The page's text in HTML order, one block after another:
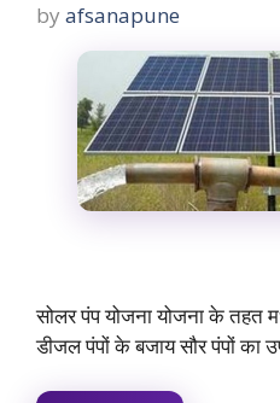
by afsanapune
सोलर पंप योजना योजना के तहत
डीजल पंपों के बजाय सौर पंपों का